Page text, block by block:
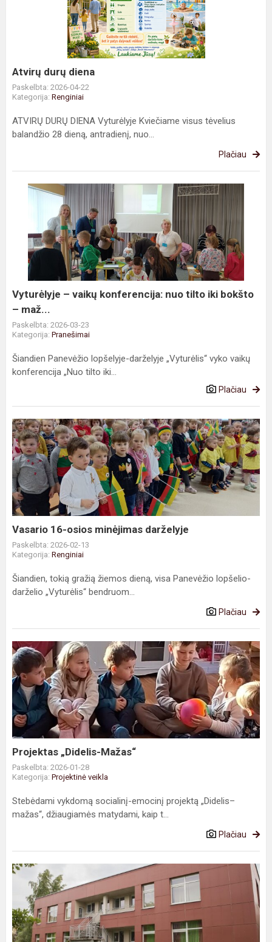
Atvirų durų diena
Paskelbta: 2026-04-22
Kategorija: Renginiai
ATVIRŲ DURŲ DIENA Vyturėlyje Kviečiame visus tėvelius
balandžio 28 dieną, antradienį, nuo...
Plačiau
Vyturėlyje
konferencija:
bokšto
–
maž...
Vyturėlyje – vaikų konferencija: nuo tilto iki bokšto
– maž...
Paskelbta: 2026-03-23
Kategorija: Pranešimai
Šiandien Panevėžio lopšelyje-darželyje „Vyturėlis“ vyko vaikų
konferencija „Nuo tilto iki...
Plačiau
Vasario
16-
osios
minėjimas
darželyje
Vasario 16-osios minėjimas darželyje
Paskelbta: 2026-02-13
Kategorija: Renginiai
Šiandien, tokią gražią žiemos dieną, visa Panevėžio lopšelio-
darželio „Vyturėlis“ bendruom...
Plačiau
Projektas
„Didelis-
Mažas“
Projektas „Didelis-Mažas“
Paskelbta: 2026-01-28
Kategorija: Projektinė veikla
Stebėdami vykdomą socialinį-emocinį projektą „Didelis–
mažas“, džiaugiamės matydami, kaip t...
Plačiau
Panevėžio
miesto
savivaldybės
administracija
įgyvendina